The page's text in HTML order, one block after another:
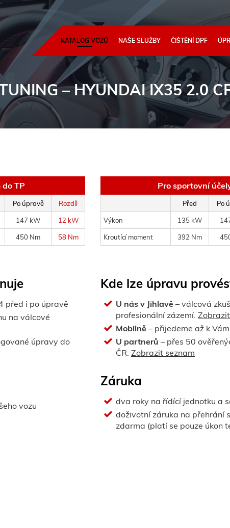
KATALOG VOZŮ NAŠE SLUŽBY ČIŠTĚNÍ DPF
– HYUNDAI IX35 2.0
do TP
Po úpravě Rozdíl
147 kW 12 kW
450 Nm 58 Nm
Pro sportovní
Před Po
Výkon 135 kW
Kroutící moment 392 Nm
před i po úpravě
na válcové
úpravy do
vozu
Kde lze úpravu
U nás v Jihlavě – válcová
profesionální zázemí.
Mobilně – přijedeme až k
U partnerů – přes 50
ČR. Zobrazit seznam
Záruka
dva roky na řídící jednotku a
doživotní záruka na přehrání
zdarma (platí se pouze úkon